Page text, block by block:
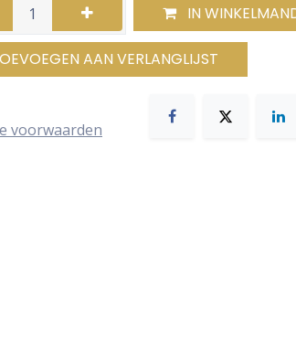
IN
AAN VERLANGLIJST
voorwaarden